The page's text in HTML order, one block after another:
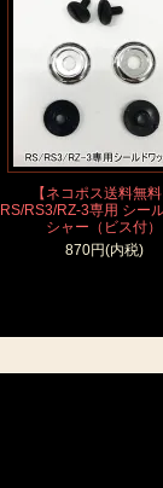
【ネコポス送料無料
RS/RS3/RZ-3専用 シー
シャー（ビス付）
870円(内税)